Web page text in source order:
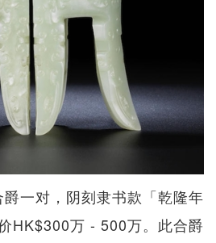
一对，阴刻隶书款「乾隆年
HK$300万 - 500万。此合爵